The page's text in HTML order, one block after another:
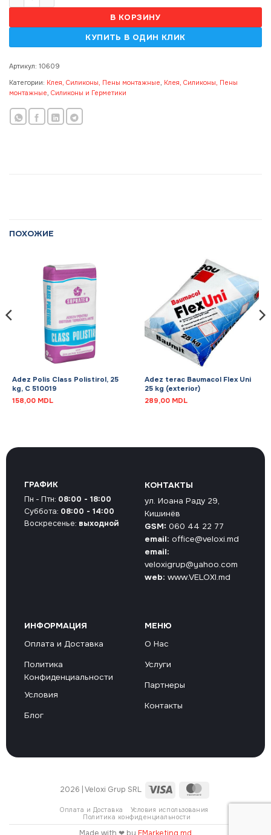
В КОРЗИНУ
Артикул: 10609
Категории: Клея, Силиконы, Пены монтажные, Клея, Силиконы, Пены
монтажные, Силиконы и Герметики
ПОХОЖИЕ
Adez Polis Class Polistirol, 25
kg, C 510019
158,00 MDL
Adez terac Baumacol Flex Uni
25 kg (exterior)
289,00 MDL
КОНТАКТЫ
ул. Иоана Раду 29,
Кишинёв
GSM: 060 44 22 77
email: office@veloxi.md
email:
veloxigrup@yahoo.com
web: www.VELOXI.md
ИНФОРМАЦИЯ
Оплата и Доставка
Политика
Конфиденциальности
Условия
Блог
МЕНЮ
О Нас
Услуги
Партнеры
Контакты
ГРАФИК
Пн - Птн: 08:00 - 18:00
Суббота: 08:00 - 14:00
Воскресенье: выходной
2026 | Veloxi Grup SRL Visa
Оплата и Доставка
Условия использования
Политика конфиденциальности